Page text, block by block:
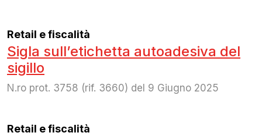
Retail e fiscalità
Sigla sull’etichetta autoadesiva del
sigillo
N.ro prot. 3758 (rif. 3660) del 9 Giugno 2025
Retail e fiscalità